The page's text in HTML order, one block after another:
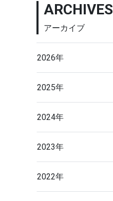
ARCHIVES
アーカイブ
2026年
2025年
2024年
2023年
2022年